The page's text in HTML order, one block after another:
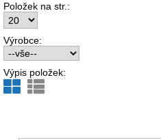
Položek na str.:
Výrobce:
Výpis položek: